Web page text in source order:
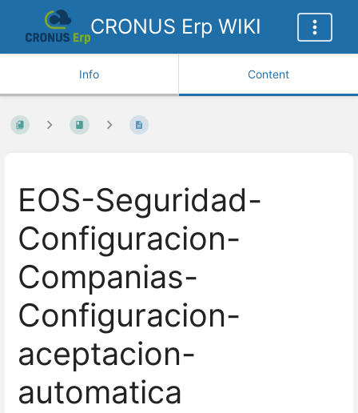
CRONUS Erp WIKI
Info Content
EOS-Seguridad-
Configuracion-
Companias-
Configuracion-
aceptacion-
automatica